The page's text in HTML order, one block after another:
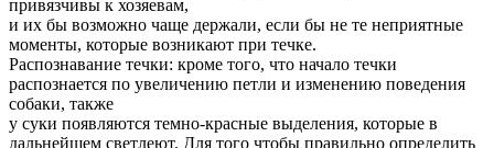
привязчивы к хозяевам,
и их бы возможно чаще держали, если бы не те неприятные
моменты, которые возникают при течке.
Распознавание течки: кроме того, что начало течки
распознается по увеличению петли и изменению поведения
собаки, также
у суки появляются темно-красные выделения, которые в
дальнейшем светлеют. Для того чтобы правильно определить